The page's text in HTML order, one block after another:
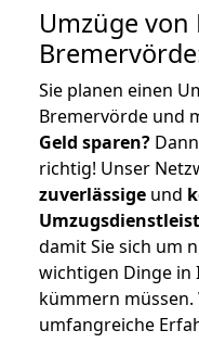
Umzüge von
Sie planen einen
Bremervörde und
Geld sparen?
richtig! Unser
zuverlässige und
damit Sie sich um
wichtigen Dinge in
kümmern
umfangreiche